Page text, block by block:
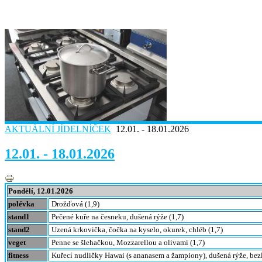
AKTUÁLNÍ JÍDELNÍČEK 12.01. - 18.01.2026
12.01. - 18.01.2026
Pondělí, 12.01.2026
polévka
Drožďová (1,9)
stand1
Pečené kuře na česneku, dušená rýže (1,7)
stand2
Uzená krkovička, čočka na kyselo, okurek, chléb (1,7)
veget
Penne se šlehačkou, Mozzarellou a olivami (1,7)
fitness
Kuřecí nudličky Hawai (s ananasem a žampiony), dušená rýže,